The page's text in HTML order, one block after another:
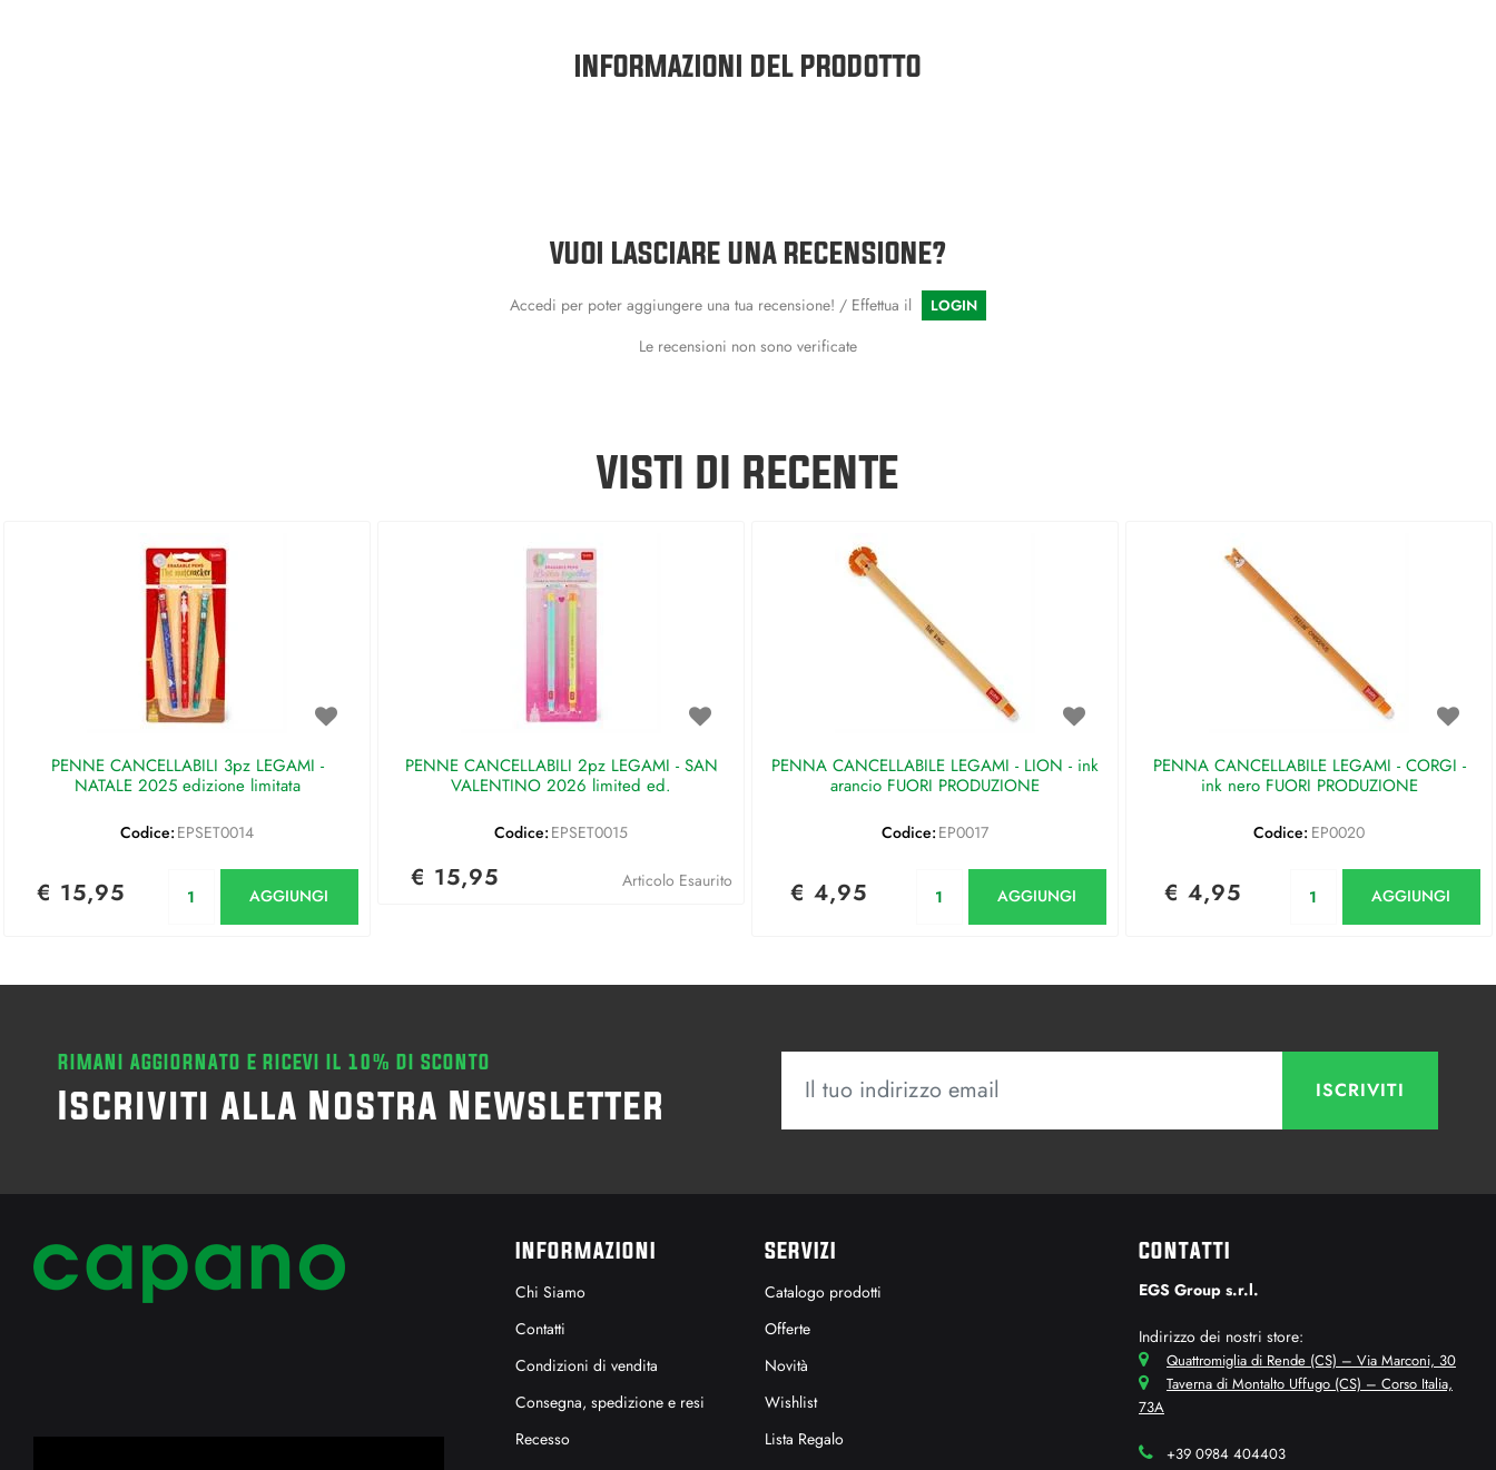
INFORMAZIONI DEL PRODOTTO
VUOI LASCIARE UNA RECENSIONE?
Accedi per poter aggiungere una tua recensione! / Effettua il LOGIN
Le recensioni non sono verificate
VISTI DI RECENTE
PENNE CANCELLABILI 3pz LEGAMI -
NATALE 2025 edizione limitata
Codice: EPSET0014
€ 15,95 AGGIUNGI
PENNE CANCELLABILI 2pz LEGAMI - SAN
VALENTINO 2026 limited ed.
Codice: EPSET0015
€ 15,95 Articolo Esaurito
PENNA CANCELLABILE LEGAMI - LION - ink
arancio FUORI PRODUZIONE
Codice: EP0017
€ 4,95 AGGIUNGI
PENNA CANCELLABILE LEGAMI - CORGI -
ink nero FUORI PRODUZIONE
Codice: EP0020
€ 4,95 AGGIUNGI
RIMANI AGGIORNATO E RICEVI IL 10% DI SCONTO
Iscriviti alla Nostra Newsletter
INFORMAZIONI
Chi Siamo
Contatti
Condizioni di vendita
Consegna, spedizione e resi
Recesso
SERVIZI
Catalogo prodotti
Offerte
Novità
Wishlist
Lista Regalo
CONTATTI
EGS Group s.r.l.
Indirizzo dei nostri store:
Quattromiglia di Rende (CS) – Via Marconi, 30
Taverna di Montalto Uffugo (CS) – Corso Italia,
73A
+39 0984 404403